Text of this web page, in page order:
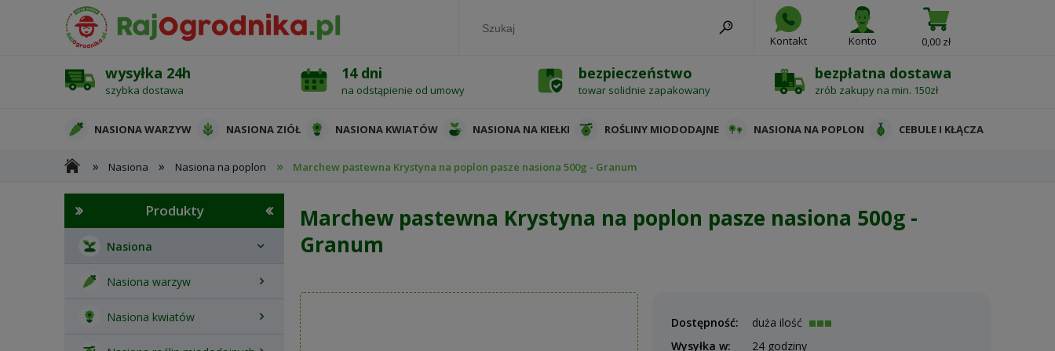
Kontakt Konto 0,00 zł
wysyłka 24h
szybka dostawa
14 dni
na odstąpienie od umowy
bezpieczeństwo
towar solidnie zapakowany
bezpłatna dostawa
zrób zakupy na min. 150zł
NASIONA WARZYW NASIONA ZIÓŁ NASIONA KWIATÓW NASIONA NA KIEŁKI ROŚLINY MIODODAJNE NASIONA NA POPLON CEBULE I KŁĄCZA
OCHRONA ROŚLIN
» Nasiona » Nasiona na poplon » Marchew pastewna Krystyna na poplon pasze nasiona 500g - Granum
Produkty
Nasiona
Nasiona warzyw
Nasiona kwiatów
Marchew pastewna Krystyna na poplon pasze nasiona 500g -
Granum
Dostępność:
duża ilość
Wysyłka w:
24 godziny